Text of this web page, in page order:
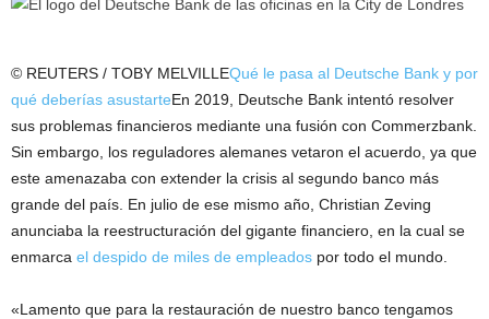
© REUTERS / TOBY MELVILLEQué le pasa al Deutsche Bank y por
qué deberías asustarteEn 2019, Deutsche Bank intentó resolver
sus problemas financieros mediante una fusión con Commerzbank.
Sin embargo, los reguladores alemanes vetaron el acuerdo, ya que
este amenazaba con extender la crisis al segundo banco más
grande del país. En julio de ese mismo año, Christian Zeving
anunciaba la reestructuración del gigante financiero, en la cual se
enmarca el despido de miles de empleados por todo el mundo.
«Lamento que para la restauración de nuestro banco tengamos